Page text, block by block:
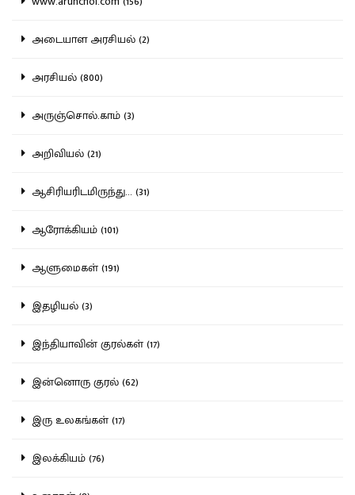
அடையாள அரசியல் (2)
அரசியல் (800)
அருஞ்சொல்.காம் (3)
அறிவியல் (21)
ஆசிரியரிடமிருந்து... (31)
ஆரோக்கியம் (101)
ஆளுமைகள் (191)
இதழியல் (3)
இந்தியாவின் குரல்கள் (17)
இன்னொரு குரல் (62)
இரு உலகங்கள் (17)
இலக்கியம் (76)